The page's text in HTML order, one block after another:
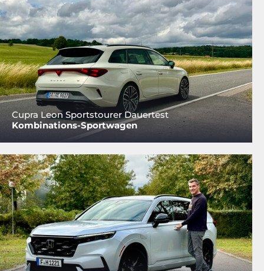
Cupra Leon Sportstourer Dauertest
Kombinations-Sportwagen